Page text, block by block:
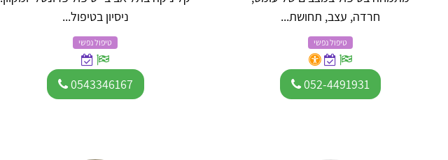
חרדה, עצב, תחושת...
טיפול נפשי
052-4491931
ניסיון בטיפול...
טיפול נפשי
0543346167